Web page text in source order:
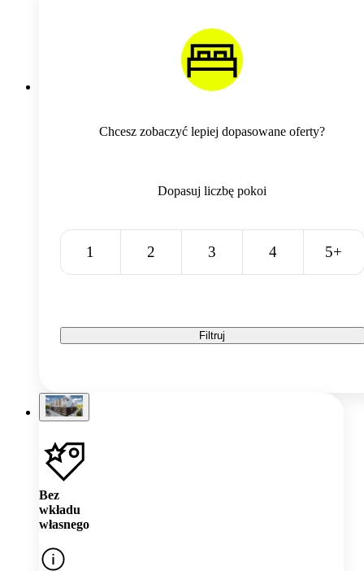
Chcesz zobaczyć lepiej dopasowane oferty?
Dopasuj liczbę pokoi
1 2 3 4 5+
Filtruj
Bez
wkładu
własnego